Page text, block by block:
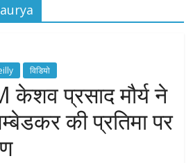
विडियो
केशव प्रसाद मौर्य ने
की प्रतिमा पर